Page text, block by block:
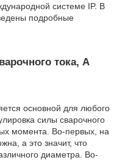
системе IP. В
подробные
тока, A
основной для любого
силы сварочного
момента. Во-первых, на
а это значит, что
диаметра. Во-